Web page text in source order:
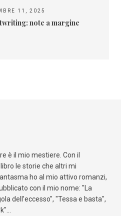
11, 2025
note a margine
è il mio mestiere. Con il
le storie che altri mi
ho al mio attivo romanzi,
con il mio nome: "La
dell’eccesso", "Tessa e basta",